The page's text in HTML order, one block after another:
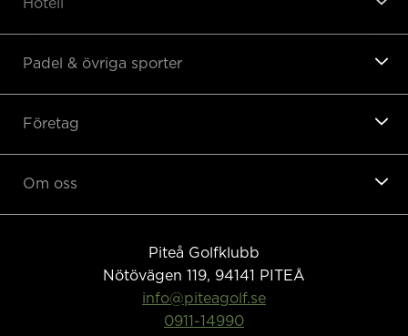
Hotell
Padel & övriga sporter
Företag
Om oss
Piteå Golfklubb
Nötövägen 119, 94141
PITEÅ
info@piteagolf.se
0911-14990